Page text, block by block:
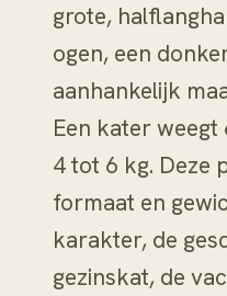
grote,
ogen, een
aanhankelijk
Een kater
4 tot 6 kg. Deze
formaat en
karakter, de
gezinskat, de